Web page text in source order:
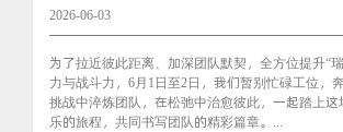
2026-06-03
为了拉近彼此距离、加深团队默契，全方位提升“
力与战斗力，6月1日至2日，我们暂别忙碌工位，
挑战中淬炼团队，在松弛中治愈彼此，一起踏上这
乐的旅程，共同书写团队的精彩篇章。...